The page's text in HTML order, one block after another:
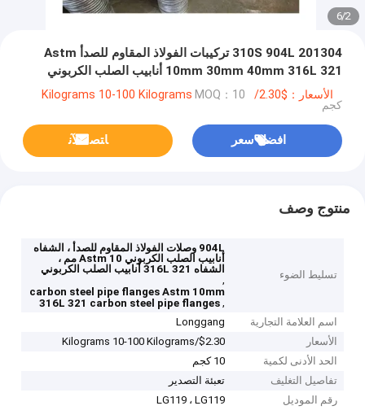
2
/
6
201304 310S 904L تركيبات الفولاذ المقاوم للصدأ Astm
10mm 30mm 40mm 316L 321 أنابيب الصلب الكربوني
الشفاه
الأسعار：$2.30/Kilograms 10-100 Kilograms MOQ：10
كجم
افضل سعر ﺎﺘﺼﻟ ﺍﻶﻧ
منتوج وصف
تسليط الضوء
904L وصلات الفولاذ المقاوم للصدأ ، الشفاه
أنابيب الصلب الكربوني Astm 10 مم ،
الشفاه 316L 321 أنابيب الصلب الكربوني
,
carbon steel pipe flanges Astm 10mm
,
316L 321 carbon steel pipe flanges
اسم العلامة التجارية
Longgang
الأسعار
$2.30/Kilograms 10-100 Kilograms
الحد الأدنى لكمية
10 كجم
تفاصيل التغليف
تعبئة التصدير
رقم الموديل
LG119 ، LG119